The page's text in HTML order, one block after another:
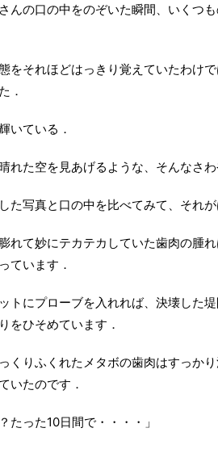
んの口の中をのぞいた瞬間、いくつ
をそれほどはっきり覚えていたわけ
．
いている．
れた空を見あげるような、そんなさ
た写真と口の中を比べてみて、それが
れて妙にテカテカしていた歯肉の腫
ています．
トにプローブを入れれば、決壊した
をひそめています．
くりふくれたメタボの歯肉はすっか
いたのです．
たった10日間で・・・・」